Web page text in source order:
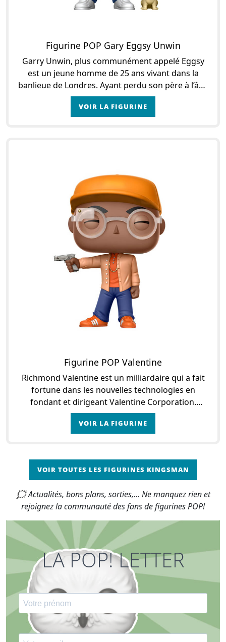
Figurine POP Gary Eggsy Unwin
Garry Unwin, plus communément appelé Eggsy
est un jeune homme de 25 ans vivant dans la
banlieue de Londres. Ayant perdu son père à l’âge
de 5 ans, Eggsy est devenu un adolescent un peu
perdu et
VOIR LA FIGURINE
Figurine POP Valentine
Richmond Valentine est un milliardaire qui a fait
fortune dans les nouvelles technologies en
fondant et dirigeant Valentine Corporation.
Philanthrope, il décide de trouver lui-même les
solutions qui
VOIR LA FIGURINE
VOIR TOUTES LES FIGURINES KINGSMAN
🗯 Actualités, bons plans, sorties,... Ne manquez rien et
rejoignez la communauté des fans de figurines POP!
LA POP! LETTER